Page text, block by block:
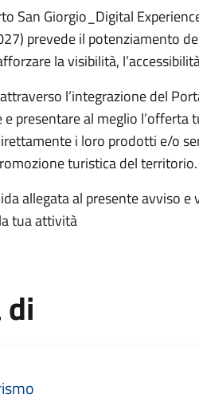
San Giorgio_Digital
prevede il potenziamento
la visibilità,
l’integrazione del
presentare al meglio
i loro prodotti e/o
turistica del territorio.
allegata al presente avviso e
tua attività
di